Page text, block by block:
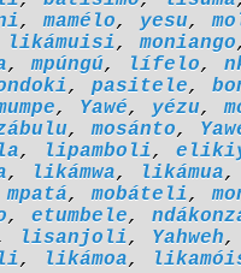
,mamélo, yesu,
likámuisi,moniango,
,mpúngú, lífelo,
, pasitele,
, Yawé, yézu,
,mosánto,
, lipamboli,
, likámwa, likámua,
mpatá,mobáteli,
, etumbele,
lisanjoli, Yahweh,
, likámoa,